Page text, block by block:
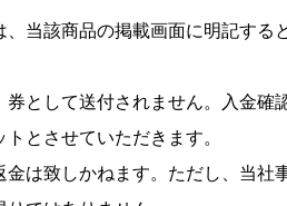
当該商品の掲載画面に明記する
として送付されません。入金確
とさせていただきます。
は致しかねます。ただし、当社